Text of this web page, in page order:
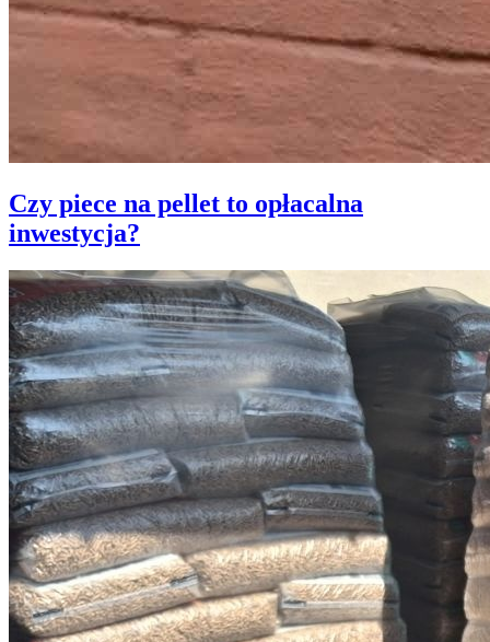
Czy piece na pellet to opłacalna
inwestycja?